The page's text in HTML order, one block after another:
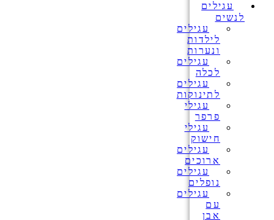
עגילים
לנשים
עגילים
לילדות
ונערות
עגילים
לכלה
עגילים
לתינוקות
עגילי
פרפר
עגילי
חישוק
עגילים
ארוכים
עגילים
נופלים
עגילים
עם
אבן